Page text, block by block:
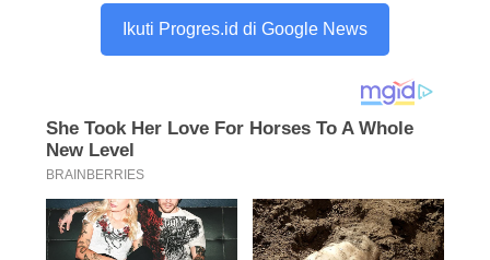
Ikuti Progres.id di Google News